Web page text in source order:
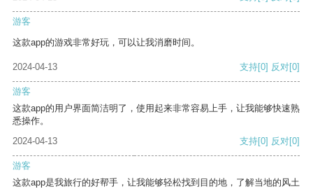
游客
这款app的游戏非常好玩，可以让我消磨时间。
2024-04-13 支持[0] 反对[0]
游客
这款app的用户界面简洁明了，使用起来非常容易上手，让我能够快速熟
悉操作。
2024-04-13
支持[0] 反对[0]
游客
这款app是我旅行的好帮手，让我能够轻松找到目的地，了解当地的风土